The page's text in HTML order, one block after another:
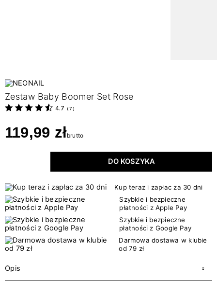
Zestaw Baby Boomer Set Rose
4.7 ( 7 )
119,99 złbrutto
DO KOSZYKA
Kup teraz i zapłac za 30 dni
Szybkie i bezpieczne
płatności z Apple Pay
Szybkie i bezpieczne
płatności z Google Pay
Darmowa dostawa w klubie
od 79 zł
Opis